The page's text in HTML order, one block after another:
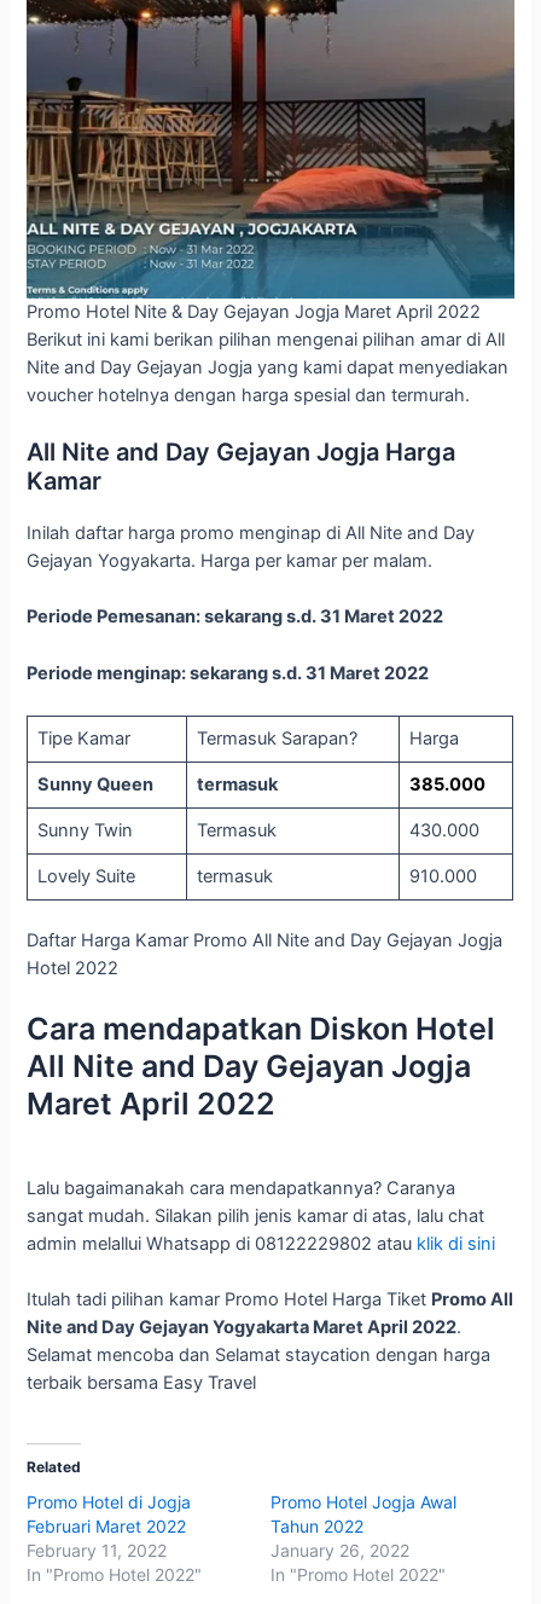
Promo Hotel Nite & Day Gejayan Jogja Maret April 2022
Berikut ini kami berikan pilihan mengenai pilihan amar di All
Nite and Day Gejayan Jogja yang kami dapat menyediakan
voucher hotelnya dengan harga spesial dan termurah.
All Nite and Day Gejayan Jogja Harga
Kamar
Inilah daftar harga promo menginap di All Nite and Day
Gejayan Yogyakarta. Harga per kamar per malam.
Periode Pemesanan: sekarang s.d. 31 Maret 2022
Periode menginap: sekarang s.d. 31 Maret 2022
Tipe Kamar Termasuk Sarapan? Harga
Sunny Queen termasuk 385.000
Sunny Twin Termasuk 430.000
Lovely Suite termasuk 910.000
Daftar Harga Kamar Promo All Nite and Day Gejayan Jogja
Hotel 2022
Cara mendapatkan Diskon Hotel
All Nite and Day Gejayan Jogja
Maret April 2022
Lalu bagaimanakah cara mendapatkannya? Caranya
sangat mudah. Silakan pilih jenis kamar di atas, lalu chat
admin melallui Whatsapp di 08122229802 atau klik di sini
Itulah tadi pilihan kamar Promo Hotel Harga Tiket Promo All
Nite and Day Gejayan Yogyakarta Maret April 2022.
Selamat mencoba dan Selamat staycation dengan harga
terbaik bersama Easy Travel
Related
Promo Hotel di Jogja
Februari Maret 2022
February 11, 2022
In "Promo Hotel 2022"
Promo Hotel Jogja Awal
Tahun 2022
January 26, 2022
In "Promo Hotel 2022"